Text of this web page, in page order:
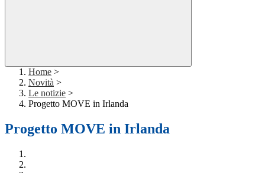
Home >
Novità >
Le notizie >
Progetto MOVE in Irlanda
Progetto MOVE in Irlanda